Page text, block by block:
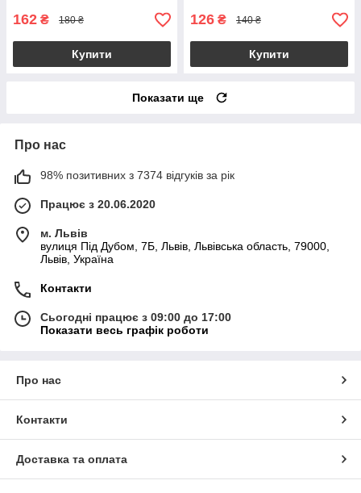
162 ₴ 180 ₴
Купити
126 ₴ 140 ₴
Купити
Показати ще
Про нас
98% позитивних з 7374 відгуків за рік
Працює з 20.06.2020
м. Львів
вулиця Під Дубом, 7Б, Львів, Львівська область, 79000,
Львів, Україна
Контакти
Сьогодні працює з 09:00 до 17:00
Показати весь графік роботи
Про нас
Контакти
Доставка та оплата